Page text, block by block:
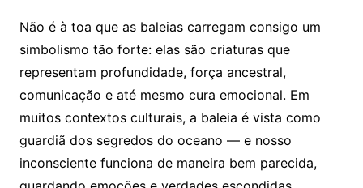
Não é à toa que as baleias carregam consigo um
simbolismo tão forte: elas são criaturas que
representam profundidade, força ancestral,
comunicação e até mesmo cura emocional. Em
muitos contextos culturais, a baleia é vista como
guardiã dos segredos do oceano — e nosso
inconsciente funciona de maneira bem parecida,